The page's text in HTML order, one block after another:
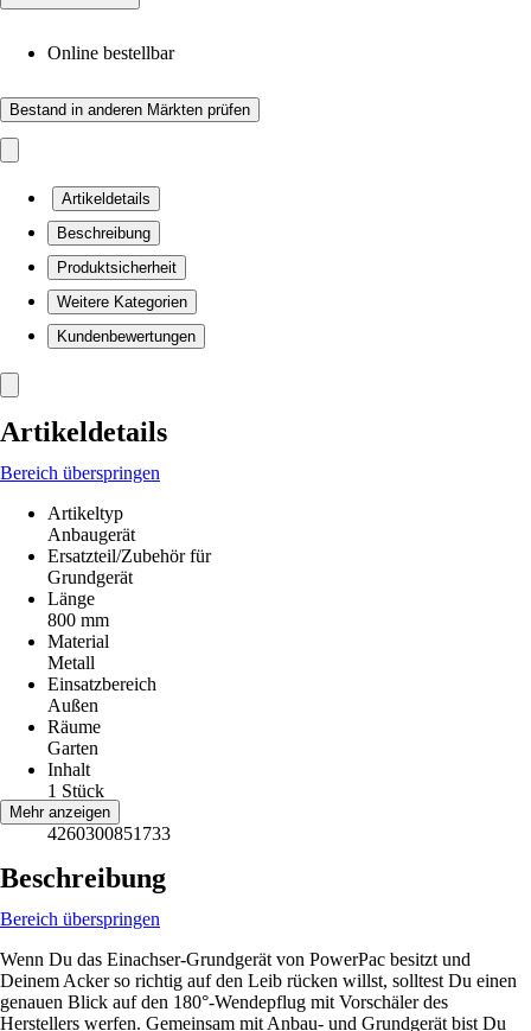
Online bestellbar
Bestand in anderen Märkten prüfen
Artikeldetails
Beschreibung
Produktsicherheit
Weitere Kategorien
Kundenbewertungen
Artikeldetails
Bereich überspringen
Artikeltyp
Anbaugerät
Ersatzteil/Zubehör für
Grundgerät
Länge
800 mm
Material
Metall
Einsatzbereich
Außen
Räume
Garten
Inhalt
1 Stück
EAN
4260300851733
Mehr anzeigen
Beschreibung
Bereich überspringen
Wenn Du das Einachser-Grundgerät von PowerPac besitzt und
Deinem Acker so richtig auf den Leib rücken willst, solltest Du einen
genauen Blick auf den 180°-Wendepflug mit Vorschäler des
Herstellers werfen. Gemeinsam mit Anbau- und Grundgerät bist Du